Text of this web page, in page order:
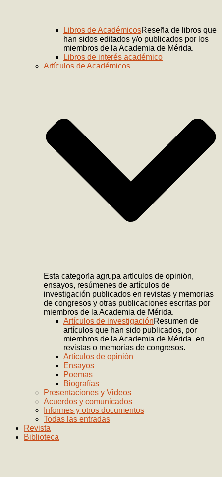
Libros de AcadémicosReseña de libros que
han sidos editados y/o publicados por los
miembros de la Academia de Mérida.
Libros de interés académico
Artículos de Académicos
Esta categoría agrupa artículos de opinión,
ensayos, resúmenes de artículos de
investigación publicados en revistas y memorias
de congresos y otras publicaciones escritas por
miembros de la Academia de Mérida.
Artículos de investigaciónResumen de
artículos que han sido publicados, por
miembros de la Academia de Mérida, en
revistas o memorias de congresos.
Artículos de opinión
Ensayos
Poemas
Biografías
Presentaciones y Videos
Acuerdos y comunicados
Informes y otros documentos
Todas las entradas
Revista
Biblioteca